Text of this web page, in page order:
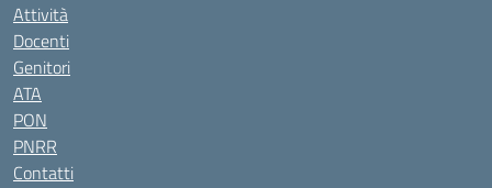
Attività
Docenti
Genitori
ATA
PON
PNRR
Contatti